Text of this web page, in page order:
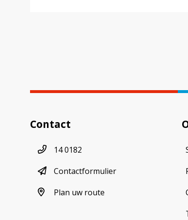
Contact
Telefoonnummer
14 0182
contactformulier
Contactformulier
plan uw route
Plan uw route